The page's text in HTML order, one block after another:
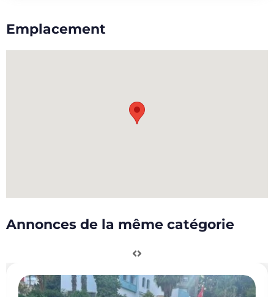
Emplacement
Annonces de la même catégorie